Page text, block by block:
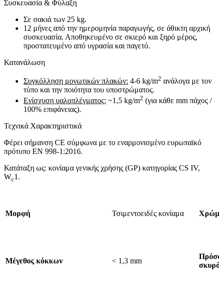
Συσκευασία & Φύλαξη
Σε σακιά των 25 kg.
12 μήνες από την ημερομηνία παραγωγής, σε άθικτη αρχική
συσκευασία. Αποθηκευμένο σε σκιερό και ξηρό μέρος,
προστατευμένο από υγρασία και παγετό.
Κατανάλωση
Συγκόλληση μονωτικών πλακών: 4-6 kg/m2 ανάλογα με τον
τύπο και την ποιότητα του υποστρώματος.
Ενίσχυση υαλοπλέγματος: ~1,5 kg/m2 (για κάθε mm πάχος /
100% επιφάνειας).
Τεχνικά Χαρακτηριστικά
Φέρει σήμανση CE σύμφωνα με το εναρμονισμένο ευρωπαϊκό
πρότυπο EN 998-1:2016.
Κατάταξη ως: κονίαμα γενικής χρήσης (GP) κατηγορίας CS IV,
Wc1.
Μορφή Τσιμεντοειδές κονίαμα
Μέγεθος κόκκων < 1,3 mm